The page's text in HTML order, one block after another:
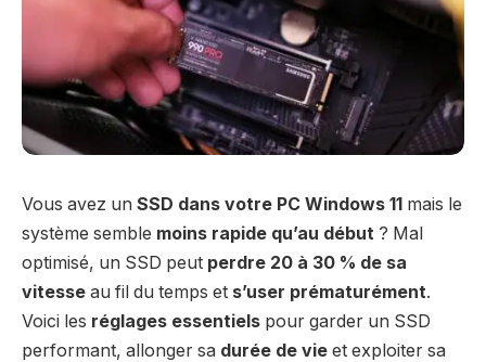
Vous avez un SSD dans votre PC Windows 11 mais le
système semble moins rapide qu’au début ? Mal
optimisé, un SSD peut perdre 20 à 30 % de sa
vitesse au fil du temps et s’user prématurément.
Voici les réglages essentiels pour garder un SSD
performant, allonger sa durée de vie et exploiter sa